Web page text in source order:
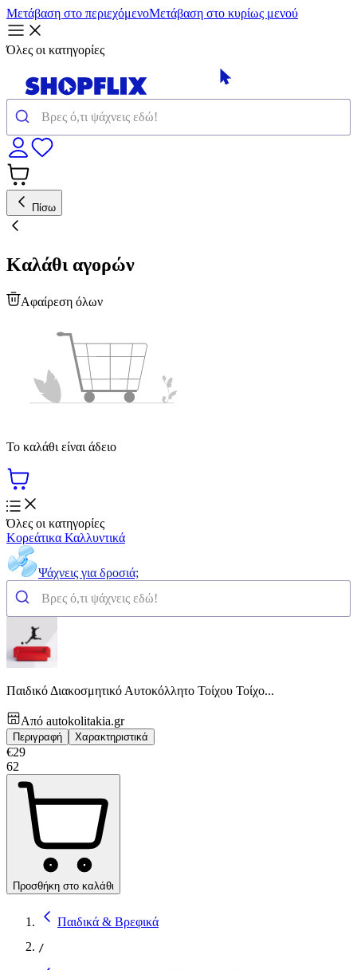
Μετάβαση στο περιεχόμενοΜετάβαση στο κυρίως μενού
Όλες οι κατηγορίες
Πίσω
Καλάθι αγορών
Αφαίρεση όλων
Το καλάθι είναι άδειο
Όλες οι κατηγορίες
Κορεάτικα Καλλυντικά
Ψάχνεις για δροσιά;
Παιδικό Διακοσμητικό Αυτοκόλλητο Τοίχου Τοίχο...
Από autokolitakia.gr
Περιγραφή Χαρακτηριστικά
€29
62
Προσθήκη στο καλάθι
Παιδικά & Βρεφικά
/